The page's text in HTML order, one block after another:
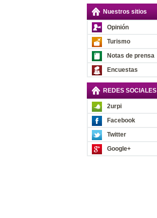
Nuestros sitios
Opinión
Turismo
Notas de prensa
Encuestas
REDES SOCIALES
2urpi
Facebook
Twitter
Google+